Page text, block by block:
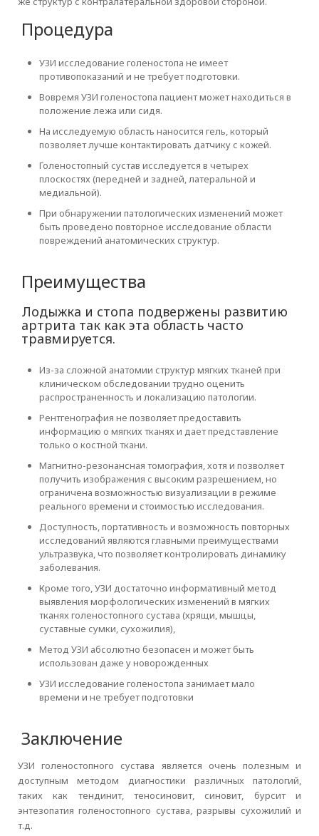
Процедура
УЗИ исследование голеностопа не имеет
противопоказаний и не требует подготовки.
Вовремя УЗИ голеностопа пациент может находиться в
положение лежа или сидя.
На исследуемую область наносится гель, который
позволяет лучше контактировать датчику с кожей.
Голеностопный сустав исследуется в четырех
плоскостях (передней и задней, латеральной и
медиальной).
При обнаружении патологических изменений может
быть проведено повторное исследование области
повреждений анатомических структур.
Преимущества
Лодыжка и стопа подвержены развитию
артрита так как эта область часто
травмируется.
Из-за сложной анатомии структур мягких тканей при
клиническом обследовании трудно оценить
распространенность и локализацию патологии.
Рентгенография не позволяет предоставить
информацию о мягких тканях и дает представление
только о костной ткани.
Магнитно-резонансная томография, хотя и позволяет
получить изображения с высоким разрешением, но
ограничена возможностью визуализации в режиме
реального времени и стоимостью исследования.
Доступность, портативность и возможность повторных
исследований являются главными преимуществами
ультразвука, что позволяет контролировать динамику
заболевания.
Кроме того, УЗИ достаточно информативный метод
выявления морфологических изменений в мягких
тканях голеностопного сустава (хрящи, мышцы,
суставные сумки, сухожилия),
Метод УЗИ абсолютно безопасен и может быть
использован даже у новорожденных
УЗИ исследование голеностопа занимает мало
времени и не требует подготовки
Заключение
УЗИ голеностопного сустава является очень полезным и
доступным методом диагностики различных патологий,
таких как тендинит, теносиновит, синовит, бурсит и
энтезопатия голеностопного сустава, разрывы сухожилий и
т.д.